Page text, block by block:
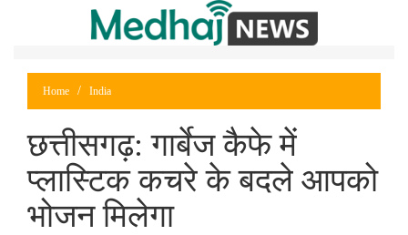
Home India
छत्तीसगढ़: गार्बेज कैफे में
प्लास्टिक कचरे के बदले आपको
भोजन मिलेगा